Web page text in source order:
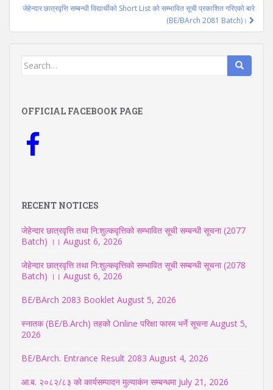
जेहेन्दार छात्रवृत्ति सम्बन्धी विद्यार्थीको Short List को सम्भावित सूची प्रकाशित गरिएको बारे
(BE/BArch 2081 Batch)।
Search
OFFICIAL FACEBOOK PAGE
RECENT NOTICES
जेहेन्दार छात्रवृत्ति तथा नि:शुल्कवृत्तिको सम्भावित सूची सम्बन्धी सूचना (2077
Batch) ।। August 6, 2026
जेहेन्दार छात्रवृत्ति तथा नि:शुल्कवृत्तिको सम्भावित सूची सम्बन्धी सूचना (2078
Batch) ।। August 6, 2026
BE/BArch 2083 Booklet August 5, 2026
स्नातक (BE/B.Arch) तहको Online परिक्षा फारम भर्ने सूचना August 5,
2026
BE/BArch. Entrance Result 2083 August 4, 2026
आ.ब. २०८२/८३ को कार्यसम्पादन मुल्याकंन सम्बन्धमा July 21, 2026